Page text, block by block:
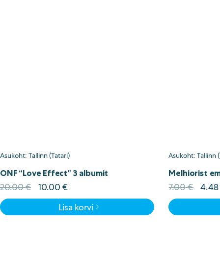
Asukoht: Tallinn (Tatari)
ONF “Love Effect” 3 albumit
20.00€
Algne
hind
10.00 €
price
is:
Lisa korvi
Asukoht: Tallinn
Melhiorist
7.00€
hind